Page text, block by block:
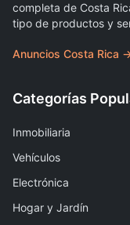
completa de Costa
tipo de productos y
Anuncios Costa Rica
Categorías
Inmobiliaria
Vehículos
Electrónica
Hogar y Jardín